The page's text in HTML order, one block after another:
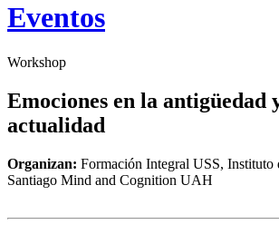
Eventos
Workshop
Emociones en la antigüedad
actualidad
Organizan: Formación Integral USS, Instituto
Santiago Mind and Cognition UAH